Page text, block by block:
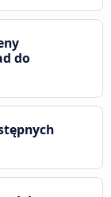
do